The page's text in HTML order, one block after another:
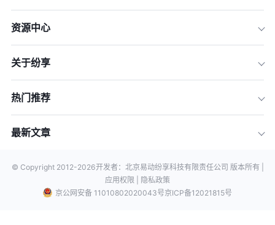
资源中心
关于纷享
热门推荐
最新文章
© Copyright 2012-2026开发者：北京易动纷享科技有限责任公司 版本所有 |
应用权限 |
隐私政策
京公网安备 11010802020043号京ICP备12021815号